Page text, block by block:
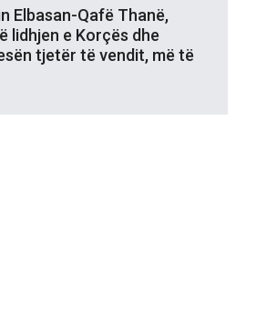
Elbasan-Qafë Thanë,
lidhjen e Korçës dhe
tjetër të vendit, më të